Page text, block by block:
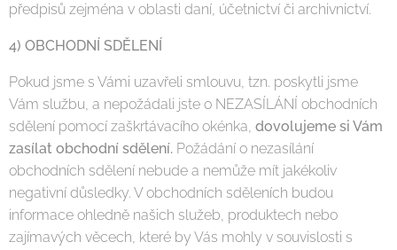
předpisů zejména v oblasti daní, účetnictví či archivnictví.
4) OBCHODNÍ SDĚLENÍ
Pokud jsme s Vámi uzavřeli smlouvu, tzn. poskytli jsme
Vám službu, a nepožádali jste o NEZASÍLÁNÍ obchodních
sdělení pomocí zaškrtávacího okénka, dovolujeme si Vám
zasílat obchodní sdělení. Požádání o nezasílání
obchodních sdělení nebude a nemůže mít jakékoliv
negativní důsledky. V obchodních sděleních budou
informace ohledně našich služeb, produktech nebo
zajímavých věcech, které by Vás mohly v souvislosti s